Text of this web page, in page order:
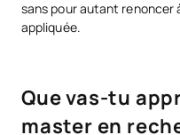
sans pour autant renoncer
appliquée.
Que vas-tu
master en